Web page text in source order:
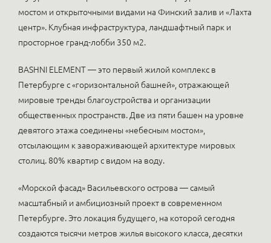
мостом и открыточными видами на Финский залив и «Лахта
центр». Клубная инфраструктура, ландшафтный парк и
просторное гранд-лобби 350 м2.
BASHNI ELEMENT — это первый жилой комплекс в
Петербурге с «горизонтальной башней», отражающей
мировые тренды благоустройства и организации
общественных пространств. Две из пяти башен на уровне
девятого этажа соединены «небесным мостом»,
отсылающим к завораживающей архитектуре мировых
столиц. 80% квартир с видом на воду.
«Морской фасад» Васильевского острова — самый
масштабный и амбициозный проект в современном
Петербурге. Это локация будущего, на которой сегодня
создаются тысячи метров жилья высокого класса, десятки